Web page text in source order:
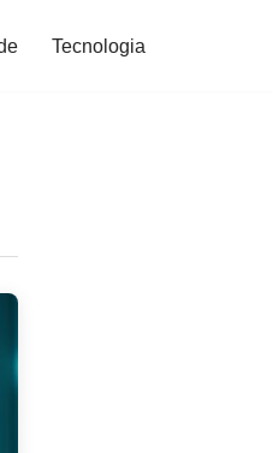
Tecnologia